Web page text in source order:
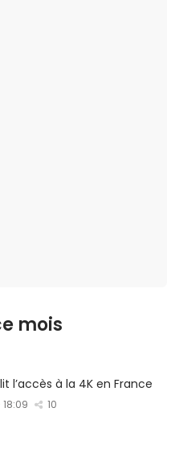
mois
l’accès à la 4K en France
10